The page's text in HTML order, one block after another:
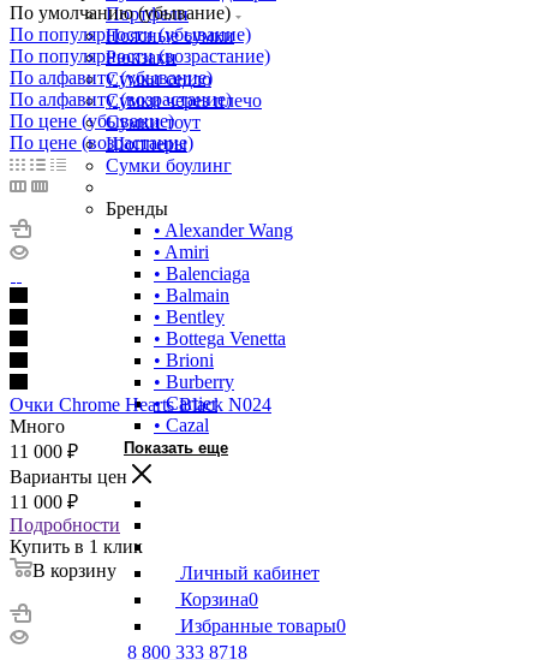
Портфели
Поясные сумки
Рюкзаки
Сумки седло
Сумки через плечо
Сумки тоут
Шопперы
Сумки боулинг
Бренды
• Alexander Wang
• Amiri
• Balenciaga
• Balmain
• Bentley
• Bottega Venetta
• Brioni
• Burberry
• Cartier
• Cazal
Показать еще
Личный кабинет
Корзина0
Избранные товары0
8 800 333 8718
По умолчанию (убывание)
По популярности (убывание)
По популярности (возрастание)
По алфавиту (убывание)
По алфавиту (возрастание)
По цене (убывание)
По цене (возрастание)
Очки Chrome Hearts Black N024
Много
11 000 ₽
Варианты цен
11 000 ₽
Подробности
Купить в 1 клик
В корзину